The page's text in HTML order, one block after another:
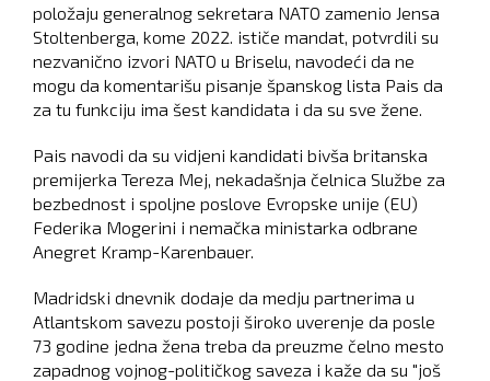
položaju generalnog sekretara NATO zamenio Jensa
Stoltenberga, kome 2022. ističe mandat, potvrdili su
nezvanično izvori NATO u Briselu, navodeći da ne
mogu da komentarišu pisanje španskog lista Pais da
za tu funkciju ima šest kandidata i da su sve žene.
Pais navodi da su vidjeni kandidati bivša britanska
premijerka Tereza Mej, nekadašnja čelnica Službe za
bezbednost i spoljne poslove Evropske unije (EU)
Federika Mogerini i nemačka ministarka odbrane
Anegret Kramp-Karenbauer.
Madridski dnevnik dodaje da medju partnerima u
Atlantskom savezu postoji široko uverenje da posle
73 godine jedna žena treba da preuzme čelno mesto
zapadnog vojnog-političkog saveza i kaže da su "još